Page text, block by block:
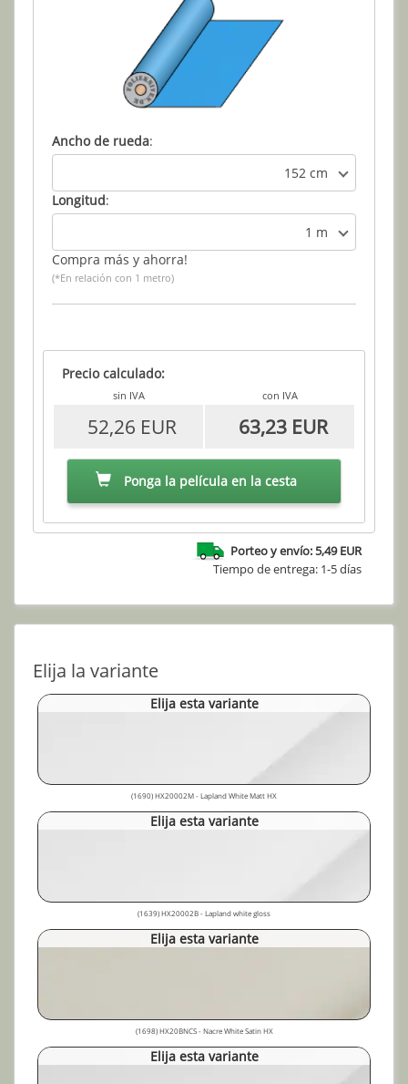
Ancho de rueda:
152 cm
Longitud:
1 m
Compra más y ahorra!
(*En relación con 1 metro)
Precio calculado:
sin IVA con IVA
52,26 EUR 63,23 EUR
Ponga la película en la cesta
Porteo y envío: 5,49 EUR
Tiempo de entrega: 1-5 días
Elija la variante
Elija esta variante
(1690) HX20002M - Lapland White Matt HX
Elija esta variante
(1639) HX20002B - Lapland white gloss
Elija esta variante
(1698) HX20BNCS - Nacre White Satin HX
Elija esta variante